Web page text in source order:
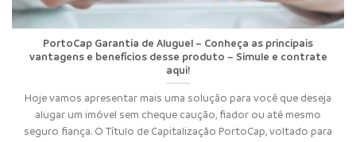
PortoCap Garantia de Aluguel – Conheça as principais
vantagens e benefícios desse produto – Simule e contrate
aqui!
Hoje vamos apresentar mais uma solução para você que deseja
alugar um imóvel sem cheque caução, fiador ou até mesmo
seguro fiança. O Título de Capitalização PortoCap, voltado para